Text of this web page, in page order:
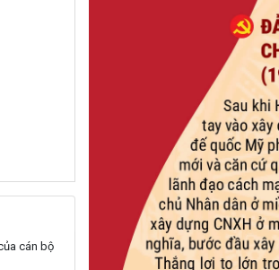
cán bộ